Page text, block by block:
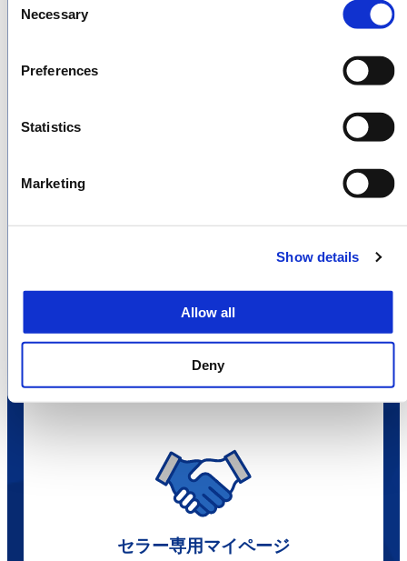
Selection
Necessary
Preferences
Statistics
Marketing
Show details
Allow all
Deny
出展者専用マイページ
セラー専用マイページ